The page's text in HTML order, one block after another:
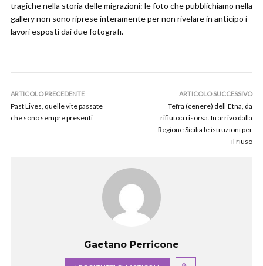
tragiche nella storia delle migrazioni: le foto che pubblichiamo nella
gallery non sono riprese interamente per non rivelare in anticipo i
lavori esposti dai due fotografi.
ARTICOLO PRECEDENTE
Past Lives, quelle vite passate
che sono sempre presenti
ARTICOLO SUCCESSIVO
Tefra (cenere) dell’Etna, da
rifiuto a risorsa. In arrivo dalla
Regione Sicilia le istruzioni per
il riuso
Gaetano Perricone